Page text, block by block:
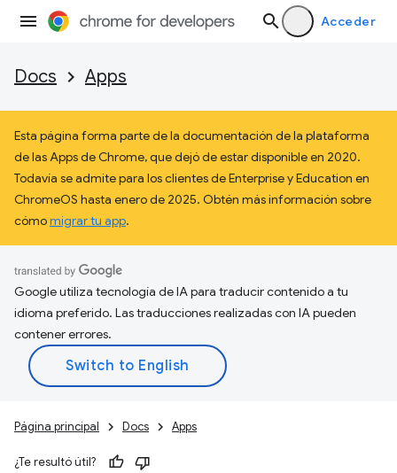
Acceder
Docs Apps
Esta página forma parte de la documentación de la plataforma
de las Apps de Chrome, que dejó de estar disponible en 2020.
Todavía se admite para los clientes de Enterprise y Education en
ChromeOS hasta enero de 2025. Obtén más información sobre
cómomigrar tu app.
Google utiliza tecnología de IA para traducir contenido a tu
idioma preferido. Las traducciones realizadas con IA pueden
contener errores.
Página principal Docs Apps
¿Te resultó útil?